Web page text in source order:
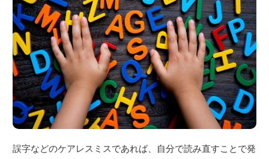
誤字などのケアレスミスであれば、自分で読み直すことで発